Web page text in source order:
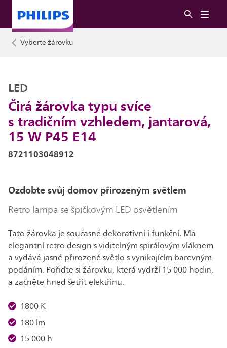
Vyberte žárovku
Čirá žárovka typu svíce
s tradičním vzhledem, jantarová,
15 W P45 E14
LED
8721103048912
Ozdobte svůj domov přirozeným světlem
Retro lampa se špičkovým LED osvětlením
Tato žárovka je současně dekorativní i funkční. Má
elegantní retro design s viditelným spirálovým vláknem
a vydává jasné přirozené světlo s vynikajícím barevným
podáním. Pořiďte si žárovku, která vydrží 15 000 hodin,
a začněte hned šetřit elektřinu.
1800 K
180 lm
15 000 h